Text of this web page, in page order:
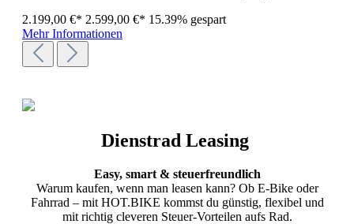
2.199,00 €* 2.599,00 €* 15.39% gespart
Mehr Informationen
Dienstrad Leasing
Easy, smart & steuerfreundlich
Warum kaufen, wenn man leasen kann? Ob E-Bike oder
Fahrrad – mit HOT.BIKE kommst du günstig, flexibel und
mit richtig cleveren Steuer-Vorteilen aufs Rad.